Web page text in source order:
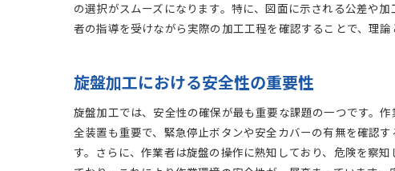
旋盤
の選択がスムーズになります。特に、図面に示される公差や
者の指導を受けながら実際の加工工程を確認することで、理
旋盤加工における安全性の重要性
旋盤加工では、安全性の確保が最も重要な課題の一つです。
全装置も重要で、緊急停止ボタンや安全カバーの有無を確認
す。さらに、作業者は旋盤の操作に熟知しており、危険を察